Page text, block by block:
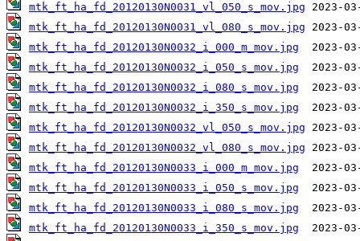
mtk_ft_ha_fd_20120130N0031_vl_050_s_mov.jpg
mtk_ft_ha_fd_20120130N0031_vl_080_s_mov.jpg
mtk_ft_ha_fd_20120130N0032_i_000_m_mov.jpg
mtk_ft_ha_fd_20120130N0032_i_050_s_mov.jpg
mtk_ft_ha_fd_20120130N0032_i_080_s_mov.jpg
mtk_ft_ha_fd_20120130N0032_i_350_s_mov.jpg
mtk_ft_ha_fd_20120130N0032_vl_050_s_mov.jpg
mtk_ft_ha_fd_20120130N0032_vl_080_s_mov.jpg
mtk_ft_ha_fd_20120130N0033_i_000_m_mov.jpg
mtk_ft_ha_fd_20120130N0033_i_050_s_mov.jpg
mtk_ft_ha_fd_20120130N0033_i_080_s_mov.jpg
mtk_ft_ha_fd_20120130N0033_i_350_s_mov.jpg